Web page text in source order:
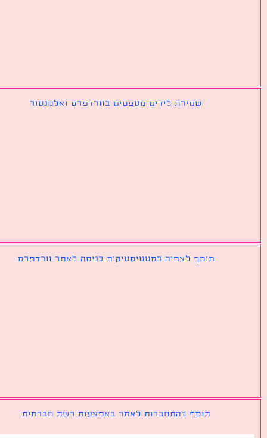
שמירת לידים מטפסים בוורדפרס ואלמנטור
תוסף לצפיה בסטטיסטיקות כניסה לאתר וורדפרס
תוסף להתחברות לאתר באמצעות רשת חברתית